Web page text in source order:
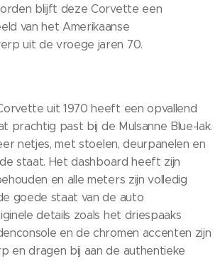
blijft deze Corvette een
van het Amerikaanse
uit de vroege jaren 70.
uit 1970 heeft een opvallend
prachtig past bij de Mulsanne Blue-lak.
netjes, met stoelen, deurpanelen en
staat. Het dashboard heeft zijn
en alle meters zijn volledig
goede staat van de auto
details zoals het driespaaks
en de chromen accenten zijn
en dragen bij aan de authentieke